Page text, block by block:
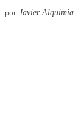
por Javier Alquimia